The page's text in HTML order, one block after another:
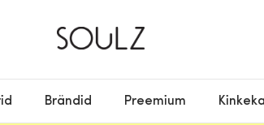
Brändid Preemium